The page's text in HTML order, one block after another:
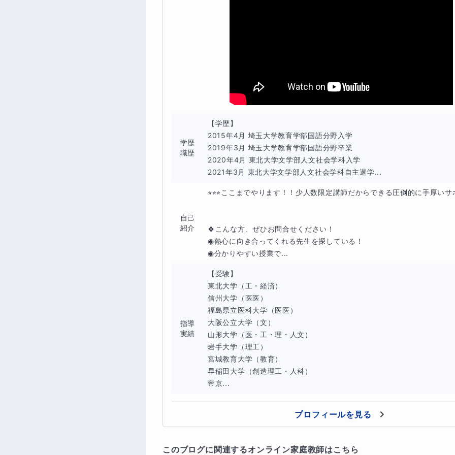
学歴
職歴
【学歴】
2015年4月 埼玉大学教育学部国語分野入学
2019年3月 埼玉大学教育学部国語分野卒業
2020年4月 東北大学文学部人文社会学科入学
2021年3月 東北大学文学部人文社会学科自主退学...
自己
紹介
⭐︎⭐︎⭐︎ここまでやります！！少人数限定講師だからできる圧倒的に手厚いサポ
🍀こんな方、ぜひお問合せください！
◉熱心に向き合ってくれる先生を探している！
◉分かりやすい授業で...
指導
実績
【受験】
東北大学（工・経済）
信州大学（医医）
福島県立医科大学（医医）
大阪公立大学（文）
山形大学（医・工・理・人文）
岩手大学（理工）
宮城教育大学（教育）
早稲田大学（創造理工・人科）
帝京...
プロフィールを見る
このブログに関連するオンライン家庭教師はこちら